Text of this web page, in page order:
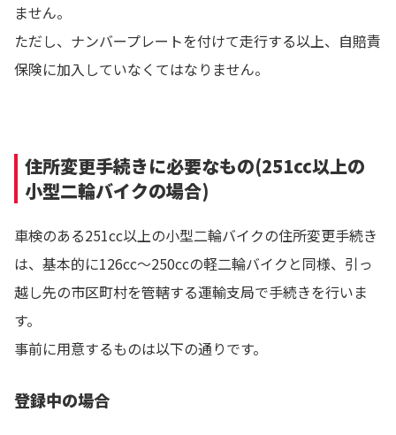
ません。
ただし、ナンバープレートを付けて走行する以上、自賠責
保険に加入していなくてはなりません。
住所変更手続きに必要なもの(251cc以上の
小型二輪バイクの場合)
車検のある251cc以上の小型二輪バイクの住所変更手続き
は、基本的に126cc～250ccの軽二輪バイクと同様、引っ
越し先の市区町村を管轄する運輸支局で手続きを行いま
す。
事前に用意するものは以下の通りです。
登録中の場合